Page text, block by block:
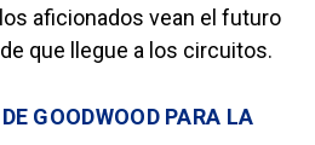
aficionados vean el futuro
que llegue a los circuitos.
GOODWOOD PARA LA